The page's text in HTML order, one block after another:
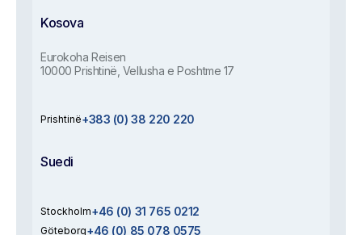
Kosova
Eurokoha Reisen
10000 Prishtinë, Vellusha e Poshtme 17
Prishtinë+383 (0) 38 220 220
Suedi
Stockholm+46 (0) 31 765 0212
Göteborg+46 (0) 85 078 0575